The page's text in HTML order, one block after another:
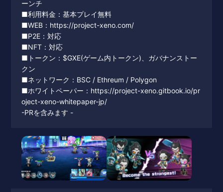
ーンチ
■利用料金：基本プレイ無料
■WEB： https://project-xeno.com/
■P2E：対応
■NFT：対応
■トークン：$GXE(ゲーム内トークン)、ガバナンストー
クン
■ネットワーク：BSC / Ethreum / Polygon
■ホワイトペーパー：https://project-xeno.gitbook.io/pr
oject-xeno-whitepaper-jp/
-PRを含みます -